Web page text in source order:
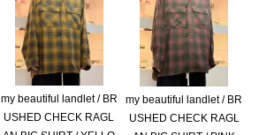
my beautiful landlet / BR
USHED CHECK RAGL
my beautiful landlet / BR
USHED CHECK RAGL